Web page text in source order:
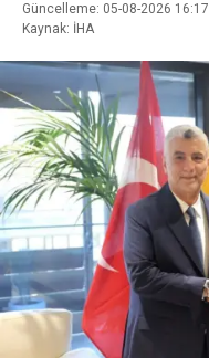
Güncelleme: 05-08-2026 16:17
Kaynak: İHA